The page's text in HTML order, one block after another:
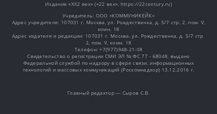
Издание «XX2 век» («22 век», https://22century.ru)
Учредитель: OOO «КОММУНИКЕЙК»
Адрес учредителя: 107031 г. Москва, ул. Рождественка, д. 5/7 стр. 2, пом. V,
комн. 18
Адрес издателя и редакции: 107031 г. Москва, ул. Рождественка, д. 5/7 стр.
2, пом. V, комн. 18
Телефон: +7(977)948-21-08
Свидетельство о регистрации СМИ ЭЛ № ФС 77 - 68048, выдано
Федеральной службой по надзору в сфере связи, информационных
технологий и массовых коммуникаций (Роскомнадзор) 13.12.2016 г.
Главный редактор — Сыров С.В.